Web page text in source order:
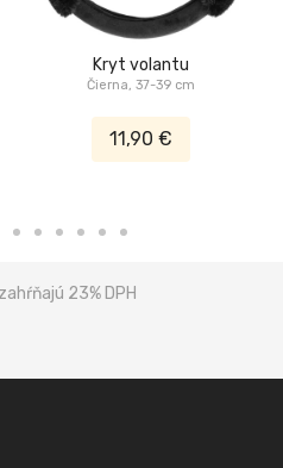
Kryt volantu
Čierna, 37-39 cm
11,90 €
23% DPH